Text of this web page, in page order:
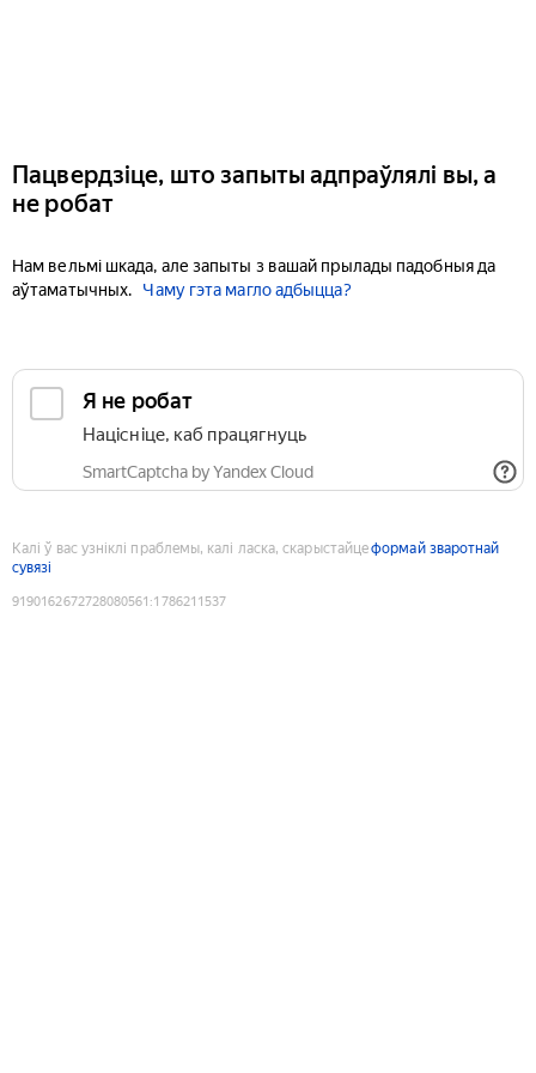
Пацвердзіце, што запыты адпраўлялі вы, а
не робат
Нам вельмі шкада, але запыты з вашай прылады падобныя да
аўтаматычных.
Чаму гэта магло адбыцца?
Я не робат
Націсніце, каб працягнуць
SmartCaptcha by Yandex Cloud
Калі ў вас узніклі праблемы, калі ласка, скарыстайцеформай зваротнай
сувязі
9190162672728080561 :1786211537